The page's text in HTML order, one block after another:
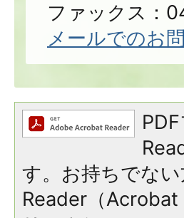
ファックス：
メールでのお
す。お持ちでな
Reader（